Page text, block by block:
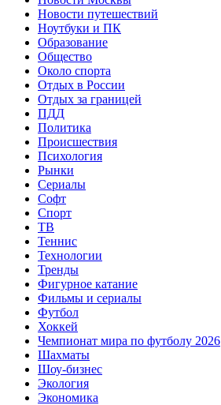
Новости путешествий
Ноутбуки и ПК
Образование
Общество
Около спорта
Отдых в России
Отдых за границей
ПДД
Политика
Происшествия
Психология
Рынки
Сериалы
Софт
Спорт
ТВ
Теннис
Технологии
Тренды
Фигурное катание
Фильмы и сериалы
Футбол
Хоккей
Чемпионат мира по футболу 2026
Шахматы
Шоу-бизнес
Экология
Экономика